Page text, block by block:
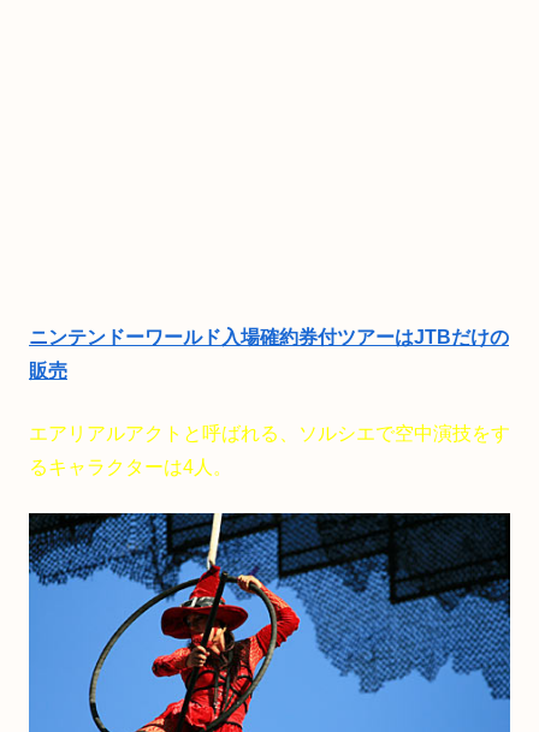
ニンテンドーワールド入場確約券付ツアーはJTBだけの
販売
エアリアルアクトと呼ばれる、ソルシエで空中演技をす
るキャラクターは4人。